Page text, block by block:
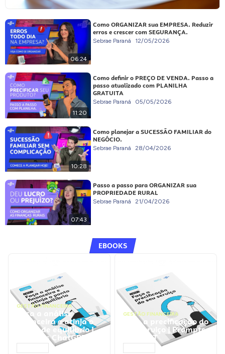
06:24
Como ORGANIZAR sua EMPRESA. Reduzir
erros e crescer com SEGURANÇA.
Sebrae Paraná 12/05/2026
11:20
Como definir o PREÇO DE VENDA. Passo a
passo atualizado com PLANILHA
GRATUITA
Sebrae Paraná 05/05/2026
10:28
Como planejar a SUCESSÃO FAMILIAR do
NEGÓCIO.
Sebrae Paraná 28/04/2026
07:43
Passo a passo para ORGANIZAR sua
PROPRIEDADE RURAL
Sebrae Paraná 21/04/2026
EBOOKS
GESTÃO FINANCEIRA
Faça a análise
financeira e atinja o
ponto de equilíbrio |
Prompts ChatGPT
GESTÃO FINANCEIRA
Faça a precificação do
seu serviço | Prompts
ChatGPT